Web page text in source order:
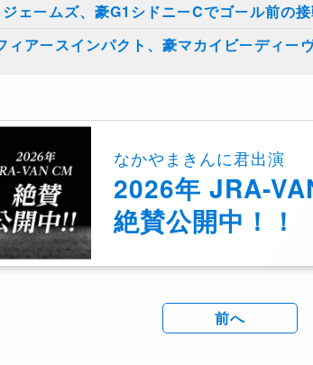
ェームズ、豪G1シドニーCでゴール前の
ィアースインパクト、豪マカイビーディー
なかやまきんに君出演
2026年 JRA-
絶賛公開中！！
前へ